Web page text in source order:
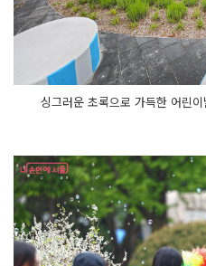
싱그러운 초록으로 가득한 어린